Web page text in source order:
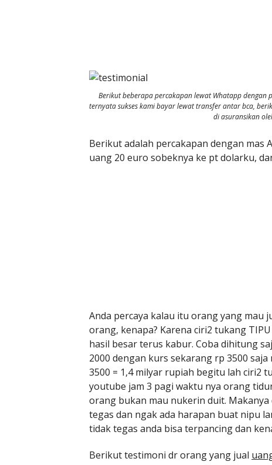
Berikut beberapa percakapan lewat Whatapp
ternyata sukses kami bayar lewat transfer antar bca,
di asuransikan
Berikut adalah percakapan dengan mas
uang 20 euro sobeknya ke pt dolarku,
Anda percaya kalau itu orang yang mau
orang, kenapa? Karena ciri2 tukang
hasil besar terus kabur. Coba dihitung
2000 dengan kurs sekarang rp 3500 saja
3500 = 1,4 milyar rupiah begitu lah ciri2
youtube jam 3 pagi waktu nya orang
orang bukan mau nukerin duit.
tegas dan ngak ada harapan buat nipu
tidak tegas anda bisa terpancing dan
Berikut testimoni dr orang yang jual